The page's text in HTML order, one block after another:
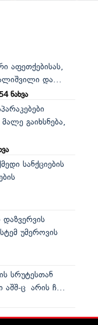
აფეთქებისას,
და...
ნახვა
გაიხსნება,
სანქციების
უმეროვის
სრუტესთან
აშშ-ც არის ჩ...